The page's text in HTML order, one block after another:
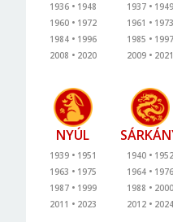
1936
1948
1960
1972
1984
1996
2008
2020
1937
1949
1961
1973
1985
1997
2009
2021
NYÚL
1939
1951
1963
1975
1987
1999
2011
2023
1940
1952
1964
1976
1988
2000
2012
2024